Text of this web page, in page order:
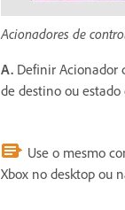
Acionadores de
A. Definir Acionador
de destino ou
Use o mesmo
Xbox no desktop ou